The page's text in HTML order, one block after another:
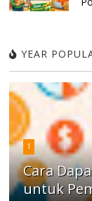
YEAR
1
Cara
untuk